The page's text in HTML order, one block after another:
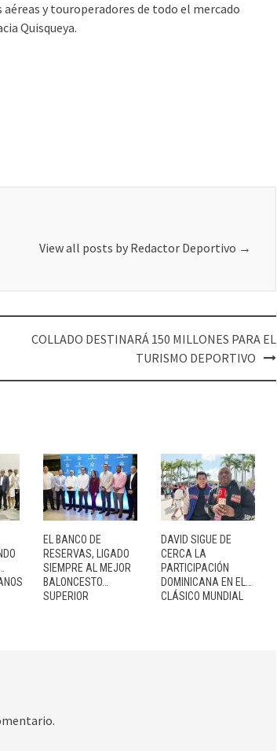
y touroperadores de todo el mercado
Quisqueya.
View all posts by Redactor Deportivo →
COLLADO DESTINARÁ 150 MILLONES PARA EL
TURISMO DEPORTIVO
EL BANCO DE
RESERVAS, LIGADO
SIEMPRE AL MEJOR
BALONCESTO…
SUPERIOR
DAVID SIGUE DE
CERCA LA
PARTICIPACIÓN
DOMINICANA EN EL…
CLÁSICO MUNDIAL